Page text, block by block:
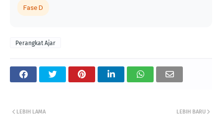
Fase D
Perangkat Ajar
LEBIH BARU
LEBIH LAMA